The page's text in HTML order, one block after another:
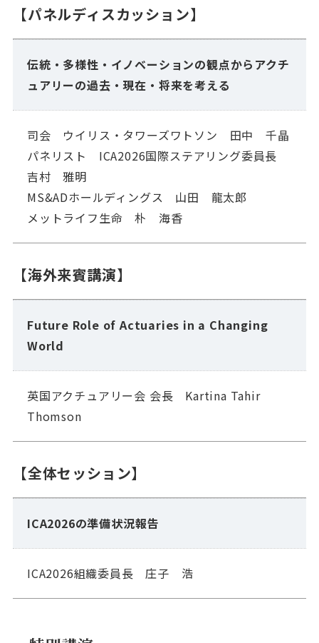
【パネルディスカッション】
伝統・多様性・イノベーションの観点からアクチ
ュアリーの過去・現在・将来を考える
司会 ウイリス・タワーズワトソン 田中 千晶
パネリスト ICA2026国際ステアリング委員長
吉村 雅明
MS&ADホールディングス 山田 龍太郎
メットライフ生命 朴 海香
【海外来賓講演】
Future Role of Actuaries in a Changing
World
英国アクチュアリー会 会長 Kartina Tahir
Thomson
【全体セッション】
ICA2026の準備状況報告
ICA2026組織委員長 庄子 浩